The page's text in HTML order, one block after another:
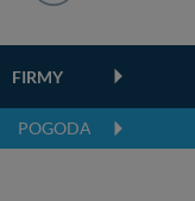
FIRMY
POGODA